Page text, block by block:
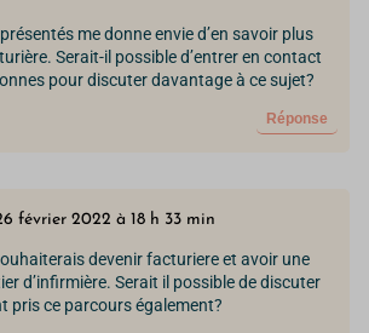
me donne envie d’en savoir plus
Serait-il possible d’entrer en contact
pour discuter davantage à ce sujet?
Réponse
février 2022 à 18 h 33 min
devenir facturiere et avoir une
d’infirmière. Serait il possible de discuter
pris ce parcours également?